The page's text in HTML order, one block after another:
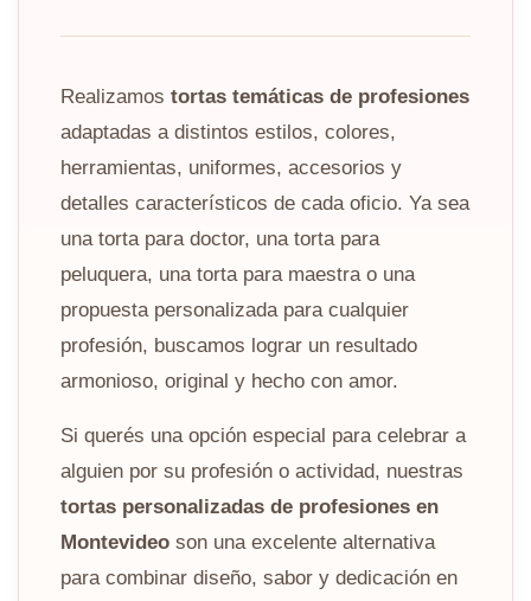
Realizamos tortas temáticas de profesiones
adaptadas a distintos estilos, colores,
herramientas, uniformes, accesorios y
detalles característicos de cada oficio. Ya sea
una torta para doctor, una torta para
peluquera, una torta para maestra o una
propuesta personalizada para cualquier
profesión, buscamos lograr un resultado
armonioso, original y hecho con amor.
Si querés una opción especial para celebrar a
alguien por su profesión o actividad, nuestras
tortas personalizadas de profesiones en
Montevideo son una excelente alternativa
para combinar diseño, sabor y dedicación en